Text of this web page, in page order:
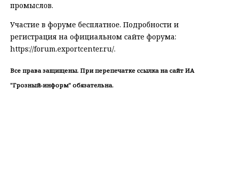
промыслов.
Участие в форуме бесплатное. Подробности и
регистрация на официальном сайте форума:
https://forum.exportcenter.ru/.
Все права защищены. При перепечатке ссылка на сайт ИА
"Грозный-информ" обязательна.